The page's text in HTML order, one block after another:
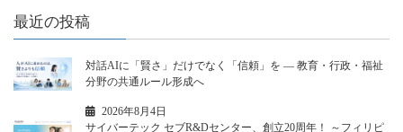
最近の投稿
対話AIに「賢さ」だけでなく「信頼」を ― 教育・行政・福祉
分野の共通ルール形成へ
2026年8月4日
サイバーテック セブR&Dセンター、創立20周年！ ～フィリピ